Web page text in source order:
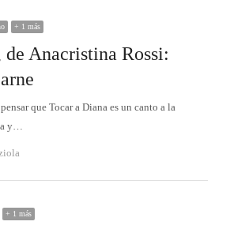
+ 1 más
de Anacristina Rossi:
que Tocar a Diana es un canto a la
y…
+ 1 más